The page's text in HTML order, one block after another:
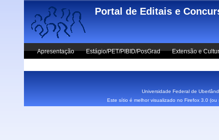
Skip to main content
Portal de Editais e
Apresentação Estágio/PET/PIBID/PosGrad Extensão e
Universidade Federal de
Este sítio é melhor visualizado no Firefox 3.0